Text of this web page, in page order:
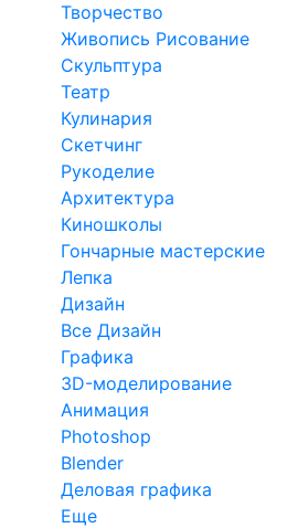
Творчество
Живопись Рисование
Скульптура
Театр
Кулинария
Скетчинг
Рукоделие
Архитектура
Киношколы
Гончарные мастерские
Лепка
Дизайн
Все Дизайн
Графика
3D-моделирование
Анимация
Photoshop
Blender
Деловая графика
Еще